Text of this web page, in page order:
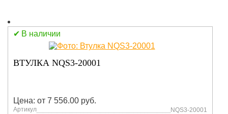
В наличии
ВТУЛКА NQS3-20001
Цена: от 7 556.00 руб.
Артикул NQS3-20001